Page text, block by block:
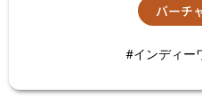
バーチ
#インディ